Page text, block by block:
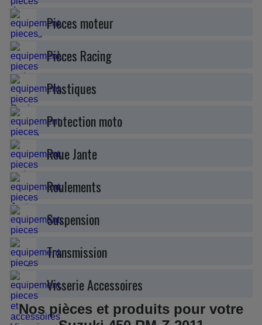
Pieces moteur
Pièces Racing
Plastiques
Protection moto
Roue Jante
Roulements
Suspension
Transmission
Visserie Accessoires
Nos pièces et produits pour votre